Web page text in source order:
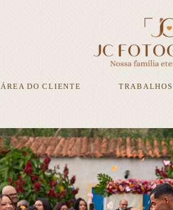
ÁREA DO CLIENTE TRABALHOS